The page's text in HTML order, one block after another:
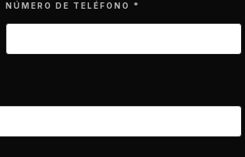
NÚMERO DE TELÉFONO *